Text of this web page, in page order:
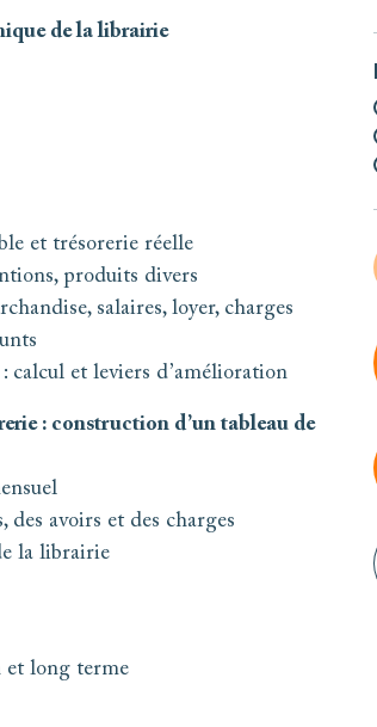
de la librairie
et trésorerie réelle
produits divers
salaires, loyer, charges
calcul et leviers d’amélioration
: construction d’un tableau de
des avoirs et des charges
la librairie
et long terme